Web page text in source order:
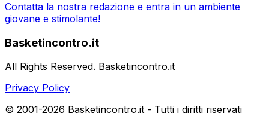
Contatta la nostra redazione e entra in un ambiente
giovane e stimolante!
Basketincontro.it
All Rights Reserved. Basketincontro.it
Privacy Policy
© 2001-2026 Basketincontro.it - Tutti i diritti riservati